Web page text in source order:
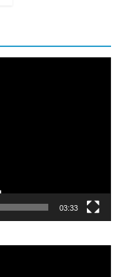
03:33